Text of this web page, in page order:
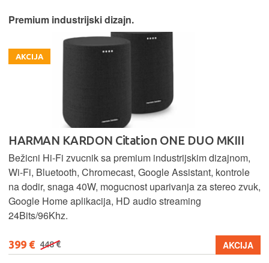
Premium industrijski dizajn.
AKCIJA
HARMAN KARDON Citation ONE DUO MKIII
Bežicni Hi-Fi zvucnik sa premium industrijskim dizajnom,
Wi-Fi, Bluetooth, Chromecast, Google Assistant, kontrole
na dodir, snaga 40W, mogucnost uparivanja za stereo zvuk,
Google Home aplikacija, HD audio streaming
24Bits/96Khz.
399 € 448 € AKCIJA